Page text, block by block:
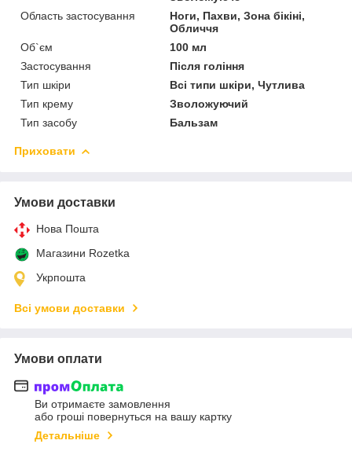
Область застосування
Ноги, Пахви, Зона бікіні,
Обличчя
Об`єм
100 мл
Застосування
Після гоління
Тип шкіри
Всі типи шкіри, Чутлива
Тип крему
Зволожуючий
Тип засобу
Бальзам
Приховати
Умови доставки
Нова Пошта
Магазини Rozetka
Укрпошта
Всі умови доставки
Умови оплати
Ви отримаєте замовлення
або гроші повернуться на вашу картку
Детальніше